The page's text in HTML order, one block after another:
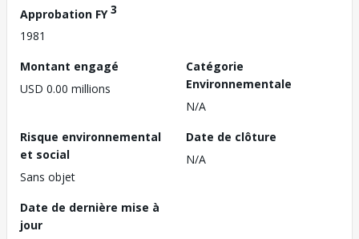
Approbation FY3
1981
Montant engagé
USD 0.00 millions
Catégorie
Environnementale
N/A
Risque environnemental
et social
Sans objet
Date de clôture
N/A
Date de dernière mise à
jour